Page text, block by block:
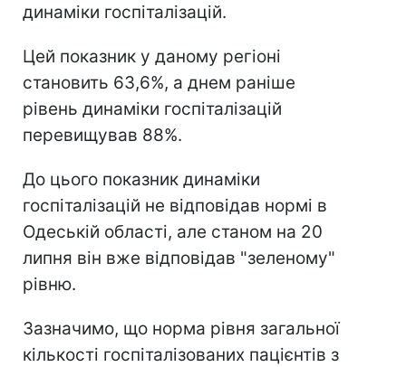
динаміки госпіталізацій.
Цей показник у даному регіоні
становить 63,6%, а днем раніше
рівень динаміки госпіталізацій
перевищував 88%.
До цього показник динаміки
госпіталізацій не відповідав нормі в
Одеській області, але станом на 20
липня він вже відповідав "зеленому"
рівню.
Зазначимо, що норма рівня загальної
кількості госпіталізованих пацієнтів з